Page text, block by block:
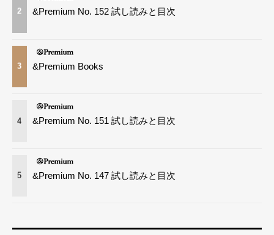
2 &Premium No. 152 試し読みと目次
3 &Premium Books
4 &Premium No. 151 試し読みと目次
5 &Premium No. 147 試し読みと目次